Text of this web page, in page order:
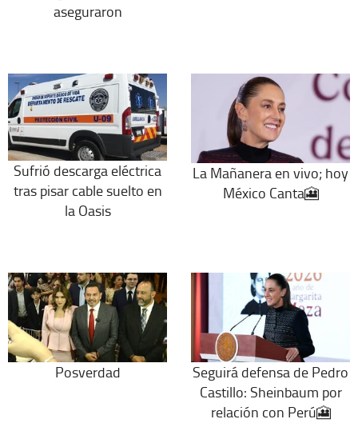
aseguraron
Sufrió descarga eléctrica
tras pisar cable suelto en
la Oasis
La Mañanera en vivo; hoy
México Canta🎦
Posverdad
Seguirá defensa de Pedro
Castillo: Sheinbaum por
relación con Perú🎦